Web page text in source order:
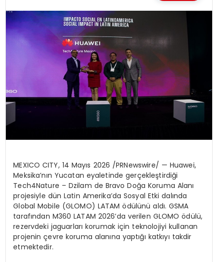
MEXICO CITY, 14 Mayıs 2026 /PRNewswire/ — Huawei,
Meksika’nın Yucatan eyaletinde gerçekleştirdiği
Tech4Nature – Dzilam de Bravo Doğa Koruma Alanı
projesiyle dün Latin Amerika’da Sosyal Etki dalında
Global Mobile (GLOMO) LATAM ödülünü aldı. GSMA
tarafından M360 LATAM 2026’da verilen GLOMO ödülü,
rezervdeki jaguarları korumak için teknolojiyi kullanan
projenin çevre koruma alanına yaptığı katkıyı takdir
etmektedir.